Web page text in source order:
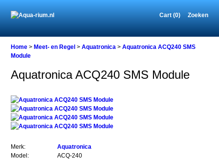
Cart (0) Zoeken
Home
Meet-
Regel
Aquatronica
Aquatronica
ACQ240
Home >Meet- en Regel >Aquatronica >Aquatronica ACQ240 SMS
Module
Aquatronica ACQ240 SMS Module
Merk:
Aquatronica
Model:
ACQ-240